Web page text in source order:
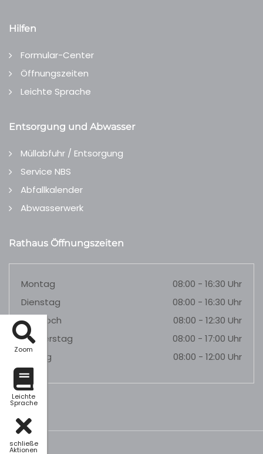
Zoom
Leichte
Sprache
schließe
Aktionen
Hilfen
Formular-Center
Öffnungszeiten
Leichte Sprache
Entsorgung und Abwasser
Müllabfuhr / Entsorgung
Service NBS
Abfallkalender
Abwasserwerk
Rathaus Öffnungszeiten
Montag
08:00 - 16:30 Uhr
Dienstag
08:00 - 16:30 Uhr
Mittwoch
08:00 - 12:30 Uhr
Donnerstag
08:00 - 17:00 Uhr
Freitag
08:00 - 12:00 Uhr